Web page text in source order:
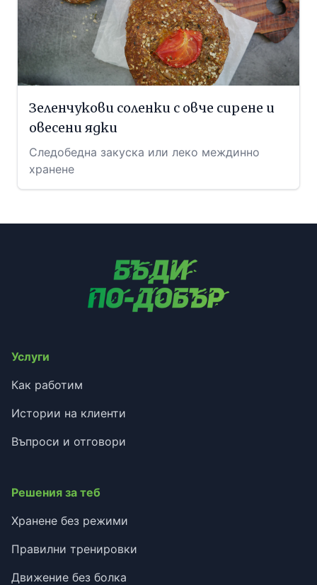
Зеленчукови соленки с овче сирене и
овесени ядки
Следобедна закуска или леко междинно
хранене
Услуги
Как работим
Истории на клиенти
Въпроси и отговори
Решения за теб
Хранене без режими
Правилни тренировки
Движение без болка